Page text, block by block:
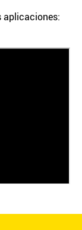
aplicaciones: